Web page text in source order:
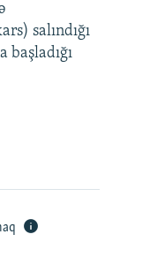
720p
1080p
salındığı
başladığı